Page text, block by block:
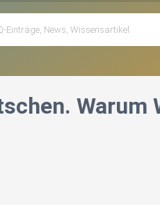
Warum